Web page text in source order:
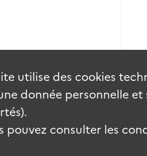
utilise des cookies
donnée personnelle
pouvez consulter les